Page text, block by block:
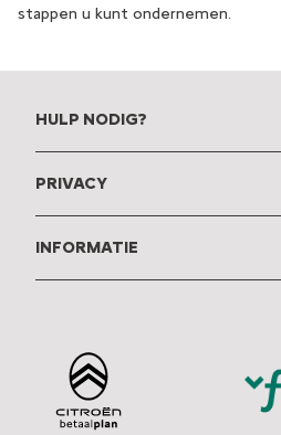
stappen u kunt ondernemen.
HULP NODIG?
Toegankelijkheidsverklaring
PRIVACY
INFORMATIE
Algemene voorwaarden
Over Ons